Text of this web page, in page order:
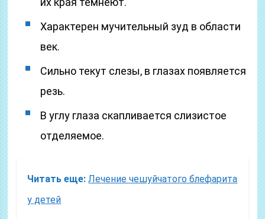
Характерен мучительный зуд в области
век.
Сильно текут слезы, в глазах появляется
резь.
В углу глаза скапливается слизистое
отделяемое.
Читать еще: Лечение чешуйчатого блефарита
у детей